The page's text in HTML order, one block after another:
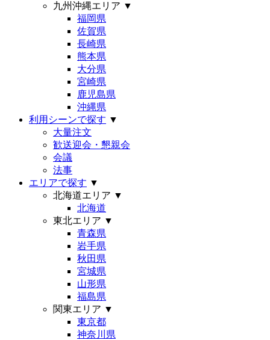
九州沖縄エリア ▼
福岡県
佐賀県
長崎県
熊本県
大分県
宮崎県
鹿児島県
沖縄県
利用シーンで探す ▼
大量注文
歓送迎会・懇親会
会議
法事
エリアで探す ▼
北海道エリア ▼
北海道
東北エリア ▼
青森県
岩手県
秋田県
宮城県
山形県
福島県
関東エリア ▼
東京都
神奈川県